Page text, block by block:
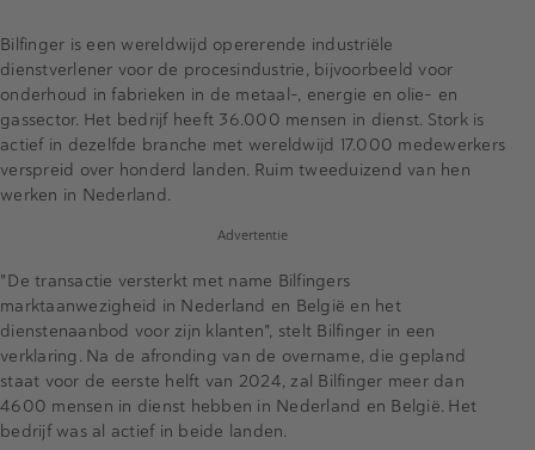
Bilfinger is een wereldwijd opererende industriële
dienstverlener voor de procesindustrie, bijvoorbeeld voor
onderhoud in fabrieken in de metaal-, energie en olie- en
gassector. Het bedrijf heeft 36.000 mensen in dienst. Stork is
actief in dezelfde branche met wereldwijd 17.000 medewerkers
verspreid over honderd landen. Ruim tweeduizend van hen
werken in Nederland.
Advertentie
"De transactie versterkt met name Bilfingers
marktaanwezigheid in Nederland en België en het
dienstenaanbod voor zijn klanten", stelt Bilfinger in een
verklaring. Na de afronding van de overname, die gepland
staat voor de eerste helft van 2024, zal Bilfinger meer dan
4600 mensen in dienst hebben in Nederland en België. Het
bedrijf was al actief in beide landen.